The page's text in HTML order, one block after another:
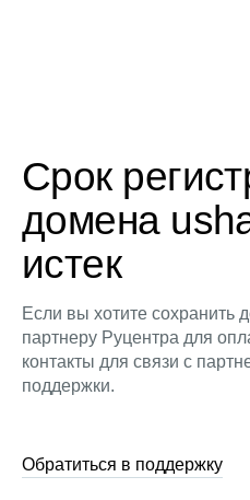
Срок
домена
истек
Если вы хотите сохранить
партнеру Руцентра для
контакты для связи с
поддержки.
Обратиться в поддержку